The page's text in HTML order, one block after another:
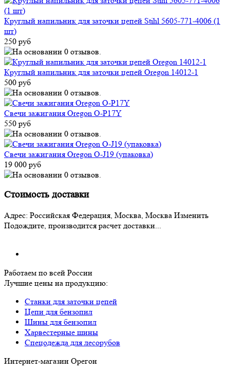
Круглый напильник для заточки цепей Stihl 5605-771-4006 (1
шт)
250 руб
Круглый напильник для заточки цепей Oregon 14012-1
500 руб
Свечи зажигания Oregon O-P17Y
550 руб
Свечи зажигания Oregon O-J19 (упаковка)
19 000 руб
Стоимость доставки
Адрес: Российская Федерация, Москва, Москва Изменить
Подождите, производится расчет доставки...
Работаем по всей России
Лучшие цены на продукцию:
Станки для заточки цепей
Цепи для бензопил
Шины для бензопил
Харвестерные шины
Спецодежда для лесорубов
Интернет-магазин Орегон